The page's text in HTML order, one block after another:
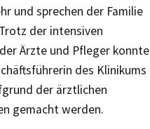
und sprechen der Familie
der intensiven
Ärzte und Pfleger konnte
des Klinikums
der ärztlichen
gemacht werden.